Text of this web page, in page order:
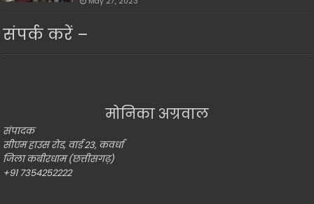
संपर्क करें –
मोनिका अग्रवाल
संपादक
सीएम हाउस रोड, वार्ड 23, कवर्धा
जिला कबीरधाम (छत्तीसगढ़)
+91 7354252222